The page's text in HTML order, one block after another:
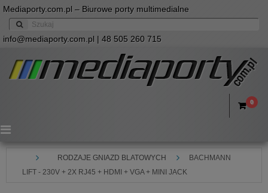
Mediaporty.com.pl – Biurowe porty multimedialne
info@mediaporty.com.pl | 48 505 260 715
0
Menu
RODZAJE GNIAZD BLATOWYCH
BACHMANN
LIFT - 230V + 2X RJ45 + HDMI + VGA + MINI JACK